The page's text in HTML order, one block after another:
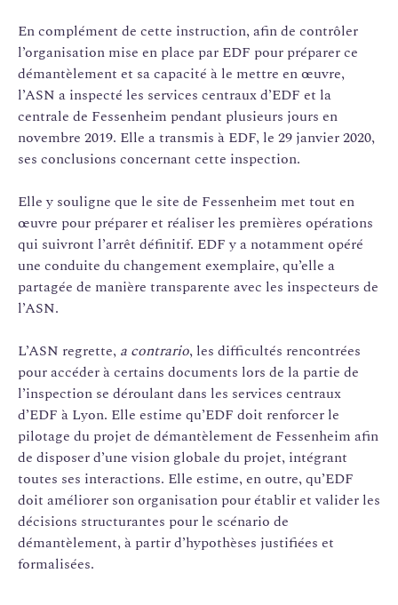
En complément de cette instruction, afin de contrôler
l’organisation mise en place par EDF pour préparer ce
démantèlement et sa capacité à le mettre en œuvre,
l’ASN a inspecté les services centraux d’EDF et la
centrale de Fessenheim pendant plusieurs jours en
novembre 2019. Elle a transmis à EDF, le 29 janvier 2020,
ses conclusions concernant cette inspection.
Elle y souligne que le site de Fessenheim met tout en
œuvre pour préparer et réaliser les premières opérations
qui suivront l’arrêt définitif. EDF y a notamment opéré
une conduite du changement exemplaire, qu’elle a
partagée de manière transparente avec les inspecteurs de
l’ASN.
L’ASN regrette, a contrario, les difficultés rencontrées
pour accéder à certains documents lors de la partie de
l’inspection se déroulant dans les services centraux
d’EDF à Lyon. Elle estime qu’EDF doit renforcer le
pilotage du projet de démantèlement de Fessenheim afin
de disposer d’une vision globale du projet, intégrant
toutes ses interactions. Elle estime, en outre, qu’EDF
doit améliorer son organisation pour établir et valider les
décisions structurantes pour le scénario de
démantèlement, à partir d’hypothèses justifiées et
formalisées.